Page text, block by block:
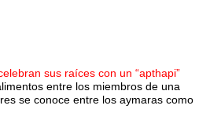
sus raíces con un “apthapi”
entre los miembros de una
se conoce entre los aymaras como